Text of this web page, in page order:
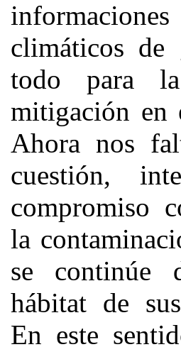
climáticos de
todo para
mitigación en
Ahora nos
cuestión,
compromiso
la
se continúe
hábitat de
En este